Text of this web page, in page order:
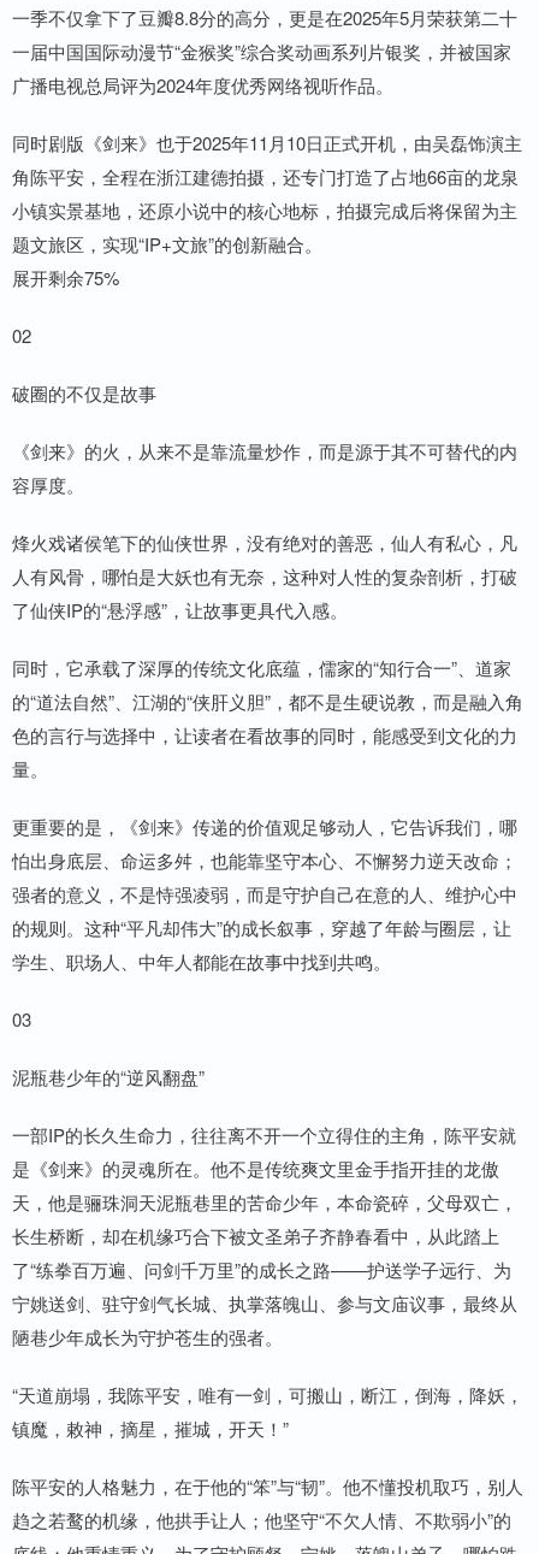
一季不仅拿下了豆瓣8.8分的高分，更是在2025年5月荣获第二十
一届中国国际动漫节“金猴奖”综合奖动画系列片银奖，并被国家
广播电视总局评为2024年度优秀网络视听作品。
同时剧版《剑来》也于2025年11月10日正式开机，由吴磊饰演主
角陈平安，全程在浙江建德拍摄，还专门打造了占地66亩的龙泉
小镇实景基地，还原小说中的核心地标，拍摄完成后将保留为主
题文旅区，实现“IP+文旅”的创新融合。
展开剩余75%
02
破圈的不仅是故事
《剑来》的火，从来不是靠流量炒作，而是源于其不可替代的内
容厚度。
烽火戏诸侯笔下的仙侠世界，没有绝对的善恶，仙人有私心，凡
人有风骨，哪怕是大妖也有无奈，这种对人性的复杂剖析，打破
了仙侠IP的“悬浮感”，让故事更具代入感。
同时，它承载了深厚的传统文化底蕴，儒家的“知行合一”、道家
的“道法自然”、江湖的“侠肝义胆”，都不是生硬说教，而是融入角
色的言行与选择中，让读者在看故事的同时，能感受到文化的力
量。
更重要的是，《剑来》传递的价值观足够动人，它告诉我们，哪
怕出身底层、命运多舛，也能靠坚守本心、不懈努力逆天改命；
强者的意义，不是恃强凌弱，而是守护自己在意的人、维护心中
的规则。这种“平凡却伟大”的成长叙事，穿越了年龄与圈层，让
学生、职场人、中年人都能在故事中找到共鸣。
03
泥瓶巷少年的“逆风翻盘”
一部IP的长久生命力，往往离不开一个立得住的主角，陈平安就
是《剑来》的灵魂所在。他不是传统爽文里金手指开挂的龙傲
天，他是骊珠洞天泥瓶巷里的苦命少年，本命瓷碎，父母双亡，
长生桥断，却在机缘巧合下被文圣弟子齐静春看中，从此踏上
了“练拳百万遍、问剑千万里”的成长之路——护送学子远行、为
宁姚送剑、驻守剑气长城、执掌落魄山、参与文庙议事，最终从
陋巷少年成长为守护苍生的强者。
“天道崩塌，我陈平安，唯有一剑，可搬山，断江，倒海，降妖，
镇魔，敕神，摘星，摧城，开天！”
陈平安的人格魅力，在于他的“笨”与“韧”。他不懂投机取巧，别人
趋之若鹜的机缘，他拱手让人；他坚守“不欠人情、不欺弱小”的